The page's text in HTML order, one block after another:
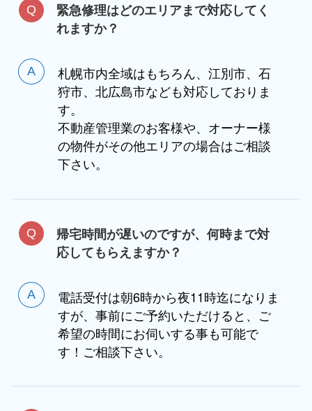
緊急修理はどのエリアまで対応してく
れますか？
札幌市内全域はもちろん、江別市、石
狩市、北広島市なども対応しておりま
す。
不動産管理業のお客様や、オーナー様
の物件がその他エリアの場合はご相談
下さい。
帰宅時間が遅いのですが、何時まで対
応してもらえますか？
電話受付は朝6時から夜11時迄になりま
すが、事前にご予約いただけると、ご
希望の時間にお伺いする事も可能で
す！ご相談下さい。